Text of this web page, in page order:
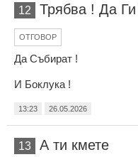
12 Трябва ! Да
ОТГОВОР
Да Събират !
И Боклука !
13:23 26.05.2026
13 А ти кмете